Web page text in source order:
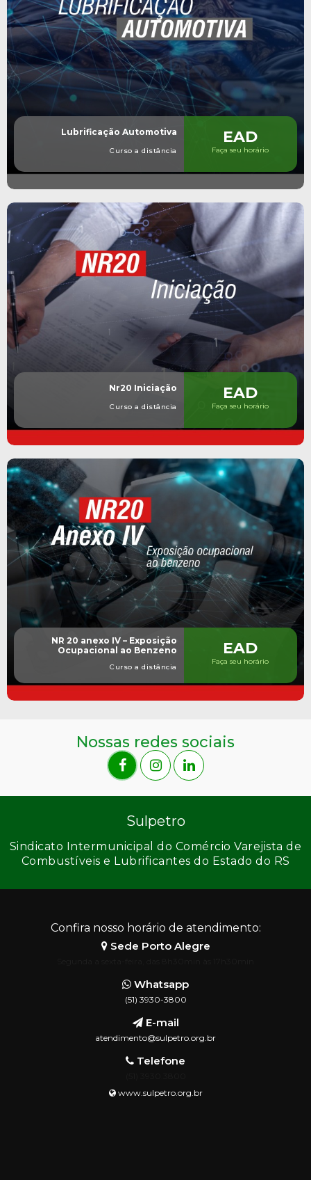
Lubrificação Automotiva
Curso a distância
EAD
Faça seu horário
Nr20 Iniciação
Curso a distância
EAD
Faça seu horário
NR 20 anexo IV – Exposição
Ocupacional ao Benzeno
Curso a distância
EAD
Faça seu horário
Nossas redes sociais
Sulpetro
Sindicato Intermunicipal do Comércio Varejista de
Combustíveis e Lubrificantes do Estado do RS
Confira nosso horário de atendimento:
Sede Porto Alegre
Whatsapp
(51) 3930-3800
E-mail
atendimento@sulpetro.org.br
Telefone
www.sulpetro.org.br